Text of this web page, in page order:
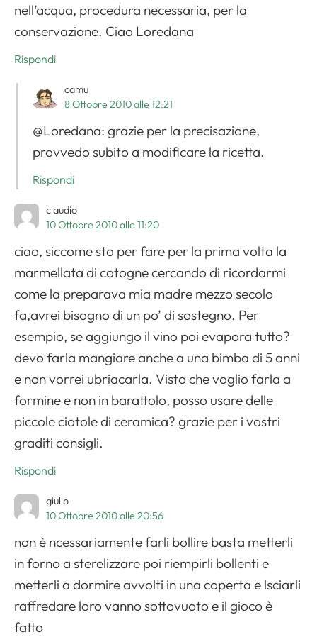
nell’acqua, procedura necessaria, per la
conservazione. Ciao Loredana
Rispondi
camu
8 Ottobre 2010 alle 12:21
@Loredana: grazie per la precisazione,
provvedo subito a modificare la ricetta.
Rispondi
claudio
10 Ottobre 2010 alle 11:20
ciao, siccome sto per fare per la prima volta la
marmellata di cotogne cercando di ricordarmi
come la preparava mia madre mezzo secolo
fa,avrei bisogno di un po’ di sostegno. Per
esempio, se aggiungo il vino poi evapora tutto?
devo farla mangiare anche a una bimba di 5 anni
e non vorrei ubriacarla. Visto che voglio farla a
formine e non in barattolo, posso usare delle
piccole ciotole di ceramica? grazie per i vostri
graditi consigli.
Rispondi
giulio
10 Ottobre 2010 alle 20:56
non è ncessariamente farli bollire basta metterli
in forno a sterelizzare poi riempirli bollenti e
metterli a dormire avvolti in una coperta e lsciarli
raffredare loro vanno sottovuoto e il gioco è
fatto